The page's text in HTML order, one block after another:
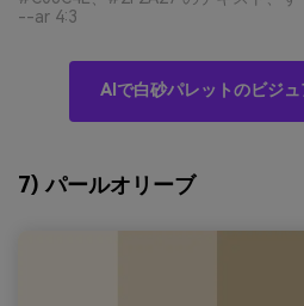
--ar 4:3
AIで白砂パレットのビジ
7) パールオリーブ